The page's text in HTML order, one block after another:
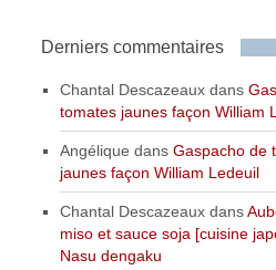
Derniers commentaires
Chantal Descazeaux dans
tomates jaunes façon William
Angélique dansGaspacho de
jaunes façon William Ledeuil
Chantal Descazeaux dans
miso et sauce soja [cuisine
Nasu dengaku